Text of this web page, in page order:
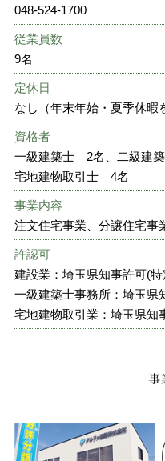
048-524-1700
従業員数
9名
定休日
なし（年末年始・夏季休暇
資格者
一級建築士 2名、二級建
宅地建物取引士 4名
事業内容
注文住宅事業、分譲住宅事
許認可
建設業：埼玉県知事許可(
一級建築士事務所：埼玉県
宅地建物取引業：埼玉県知